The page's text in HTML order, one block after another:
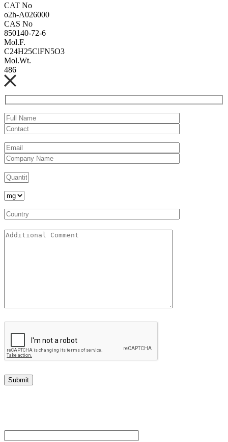
CAT No
o2h-A026000
CAS No
850140-72-6
Mol.F.
C24H25ClFN5O3
Mol.Wt.
486